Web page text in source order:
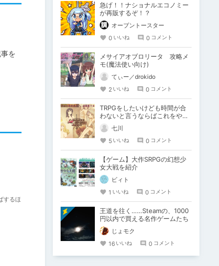
を
するほ
急げ！！ナショナルエコノミー
が再販するぞ！？
オーブントースター
0 いいね 0 コメント
メサイアオブロリータ 攻略メ
モ(魔法使い向け)
てぃー／drokido
2 いいね 0 コメント
TRPGをしたいけども時間が合
わないと言うならばこれをやろ
う
七川
5 いいね 0 コメント
【ゲーム】大作SRPGの幻想少
女大戦を紹介
ビィト
1 いいね 0 コメント
王道を往く……Steamの、1000
円以内で買える名作ゲームたち
じょモク
16 いいね 0 コメント